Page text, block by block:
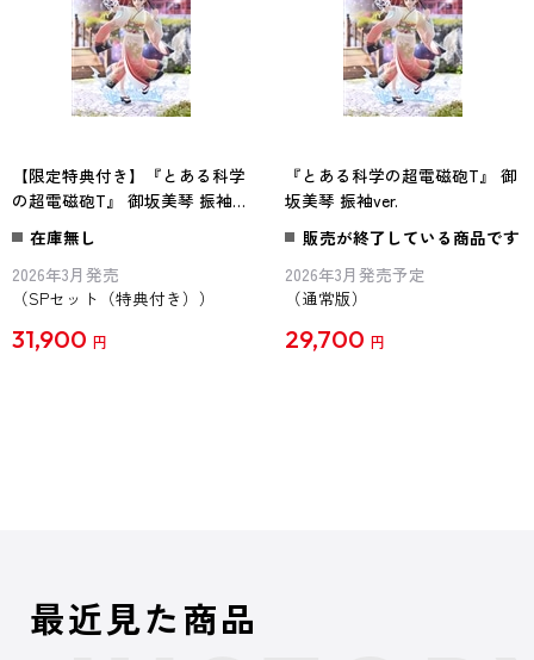
【限定特典付き】『とある科学
の超電磁砲T』 御坂美琴 振袖
ver. KADOKAWAスペシャルセッ
ト
在庫無し
2026年3月発売
（SPセット（特典付き））
31,900 円
『とある科学の超電磁砲T』 御
坂美琴 振袖ver.
販売が終了している商品です
2026年3月発売予定
（通常版）
29,700 円
最近見た商品